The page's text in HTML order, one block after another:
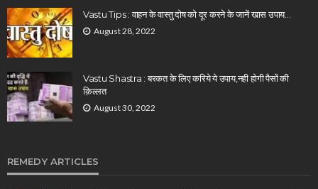
Vastu Tips : वाहन के वास्तु दोष को दूर करने के जानें खास उपाय…
August 28, 2022
Vastu Shastra : बरकत के लिए करिये ये उपाय,नही होगी पैसों की
क़िल्लत
August 30, 2022
REMEDY ARTICLES